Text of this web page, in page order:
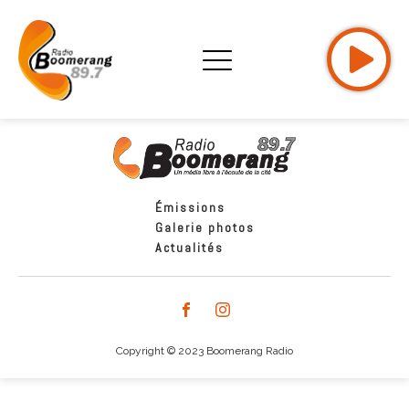
Émissions
Galerie photos
Actualités
Copyright © 2023 Boomerang Radio